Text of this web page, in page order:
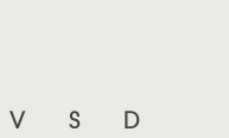
V S D